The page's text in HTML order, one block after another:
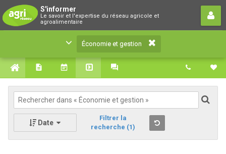
S'informer
Le savoir et l'expertise du réseau agricole et
agroalimentaire
Économie et gestion
Le savoir et l'expertise du réseau agricole et
agroalimentaire
Économie et gestion
Date
Filtrer la
recherche (1)